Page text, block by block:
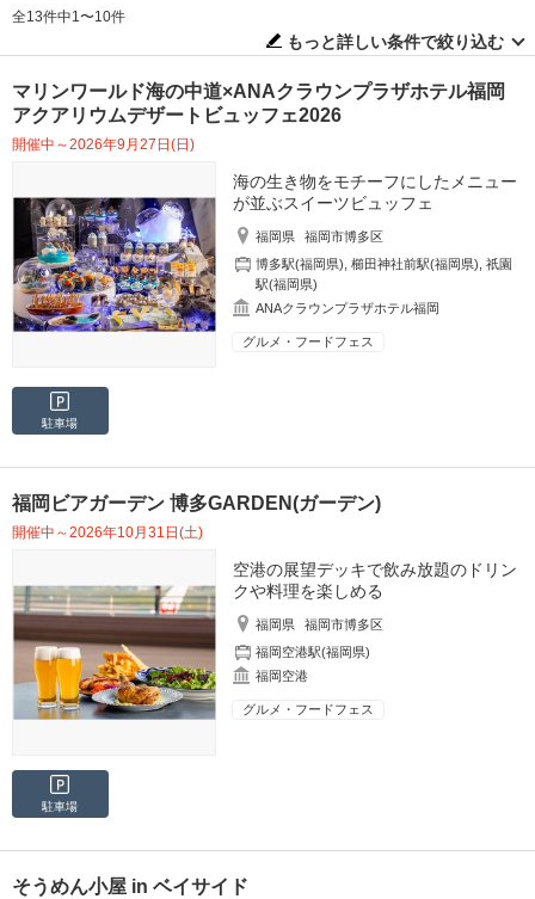
全13件中1〜10件
もっと詳しい条件で絞り込む
マリンワールド海の中道×ANAクラウンプラザホテル福岡
アクアリウムデザートビュッフェ2026
開催中～2026年9月27日(日)
海の生き物をモチーフにしたメニュー
が並ぶスイーツビュッフェ
福岡県
福岡市博多区
博多駅(福岡県) ,櫛田神社前駅(福岡県) ,祇園
駅(福岡県)
ANAクラウンプラザホテル福岡
グルメ・フードフェス
駐車場
福岡ビアガーデン 博多GARDEN(ガーデン)
開催中～2026年10月31日(土)
空港の展望デッキで飲み放題のドリン
クや料理を楽しめる
福岡県
福岡市博多区
福岡空港駅(福岡県)
福岡空港
グルメ・フードフェス
駐車場
そうめん小屋 in ベイサイド